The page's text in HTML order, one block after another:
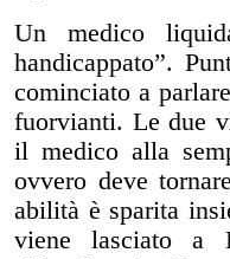
Un medico
handicappato”.
cominciato a
fuorvianti. Le due
il medico alla
ovvero deve
abilità è sparita
viene lasciato a